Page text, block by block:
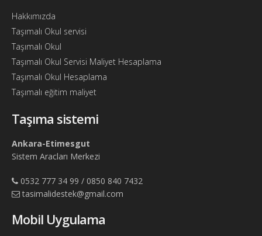
Hakkımızda
Taşımalı Okul servisi
Taşımalı Okul
Taşımalı Okul Servisi Maliyet Hesaplama
Taşımalı Okul Hesaplama
Taşımalı eğitim maliyet
Taşıma sistemi
Ankara-Etimesgut
Sistem Aracları Merkezi
0532 777 34 99 / 0850 840 7432
tasimalidestek@gmail.com
Mobil Uygulama